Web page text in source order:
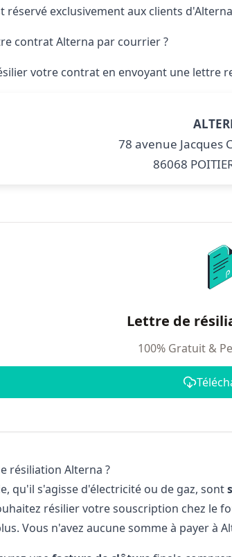
réservé exclusivement aux clients
contrat Alterna par courrier ?
votre contrat en envoyant une lettre
78 avenue Jacques
86068
Lettre de
100% Gratuit &
résiliation Alterna ?
qu'il s'agisse d'électricité ou de gaz, sont
résilier votre souscription chez le
Vous n'avez aucune somme à payer à